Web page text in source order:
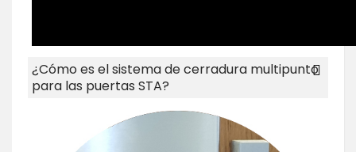
¿Cómo es el sistema de cerradura multipunto
para las puertas STA?